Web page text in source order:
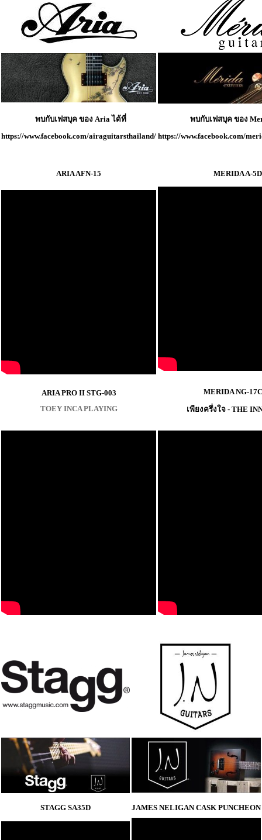
พบกับเฟสบุค ของ Aria ได้ที่
https://www.facebook.com/airaguitarsthailand/
พบกับเฟสบุค ของ
https://www.facebook.com/
ARIA AFN-15 MERIDA A-
ARIA PRO II STG-003
TOEY INCA PLAYING
MERIDA NG-
เพียงครึ่งใจ - THE
STAGG SA35D JAMES NELIGAN CASK PUNCHEON